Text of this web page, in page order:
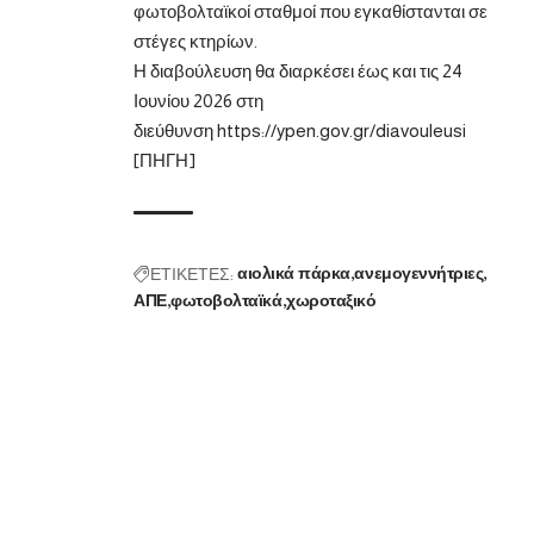
φωτοβολταϊκοί σταθμοί που εγκαθίστανται σε
στέγες κτηρίων.
Η διαβούλευση θα διαρκέσει έως και τις 24
Ιουνίου 2026 στη
διεύθυνσηhttps://ypen.gov.gr/diavouleusi
[ΠΗΓΗ]
ΕΤΙΚΕΤΕΣ: αιολικά πάρκα ανεμογεννήτριες
ΑΠΕ φωτοβολταϊκά χωροταξικό